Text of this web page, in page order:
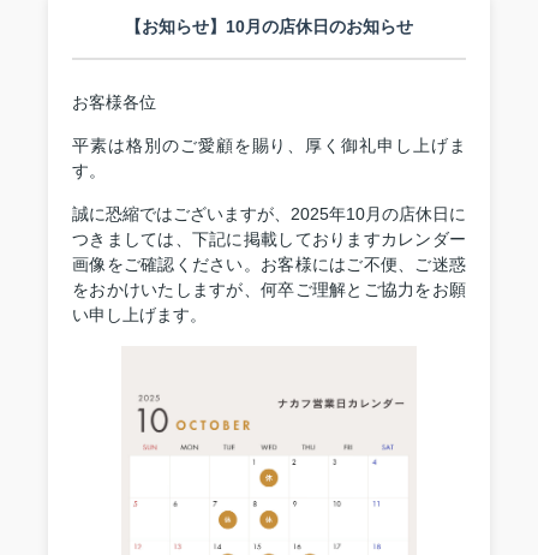
【お知らせ】10月の店休日のお知らせ
お客様各位
平素は格別のご愛顧を賜り、厚く御礼申し上げま
す。
誠に恐縮ではございますが、2025年10月の店休日に
つきましては、下記に掲載しておりますカレンダー
画像をご確認ください。お客様にはご不便、ご迷惑
をおかけいたしますが、何卒ご理解とご協力をお願
い申し上げます。